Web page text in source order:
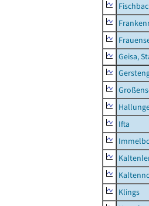
Geisa,
Ifta
Klings